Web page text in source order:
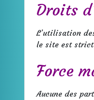
Droits
L’utilisation
le site est
Force
Aucune des